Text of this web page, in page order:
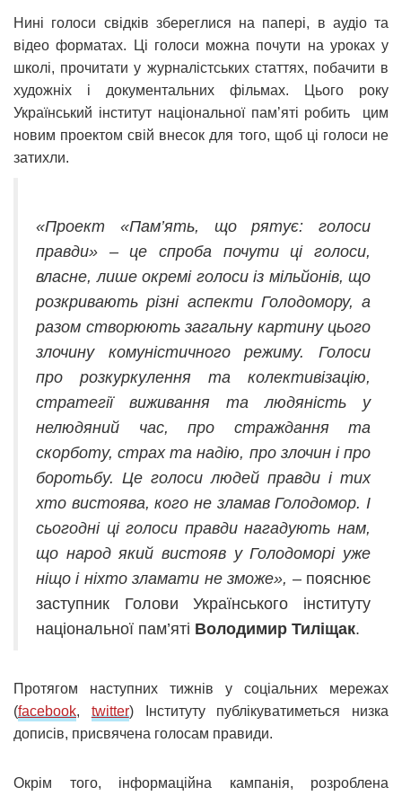
Нині голоси свідків збереглися на папері, в аудіо та
відео форматах. Ці голоси можна почути на уроках у
школі, прочитати у журналістських статтях, побачити в
художніх і документальних фільмах. Цього року
Український інститут національної пам’яті робить цим
новим проектом свій внесок для того, щоб ці голоси не
затихли.
«Проект «Пам’ять, що рятує: голоси
правди» – це спроба почути ці голоси,
власне, лише окремі голоси із мільйонів, що
розкривають різні аспекти Голодомору, а
разом створюють загальну картину цього
злочину комуністичного режиму. Голоси
про розкуркулення та колективізацію,
стратегії виживання та людяність у
нелюдяний час, про страждання та
скорботу, страх та надію, про злочин і про
боротьбу. Це голоси людей правди і тих
хто вистоява, кого не зламав Голодомор. І
сьогодні ці голоси правди нагадують нам,
що народ який вистояв у Голодоморі уже
ніщо і ніхто зламати не зможе», – пояснює
заступник Голови Українського інституту
національної пам’яті Володимир Тиліщак.
Протягом наступних тижнів у соціальних мережах
(facebook, twitter) Інституту публікуватиметься низка
дописів, присвячена голосам правиди.
Окрім того, інформаційна кампанія, розроблена